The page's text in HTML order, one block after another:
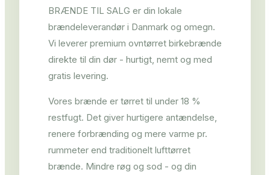
BRÆNDE TIL SALG er din lokale
brændeleverandør i Danmark og omegn.
Vi leverer premium ovntørret birkebrænde
direkte til din dør - hurtigt, nemt og med
gratis levering.
Vores brænde er tørret til under 18 %
restfugt. Det giver hurtigere antændelse,
renere forbrænding og mere varme pr.
rummeter end traditionelt lufttørret
brænde. Mindre røg og sod - og din